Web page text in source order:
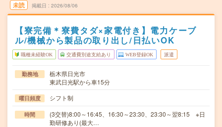
未読 掲載日 2026/08/06
【寮完備＊寮費タダ×家電付き】電力ケーブ
ル/機械から製品の取り出し/日払いOK
職種未経験OK 交通費別途支給あり WEB登録OK 派遣
勤務地
栃木県日光市
東武日光駅から車15分
曜日頻度 シフト制
時間
(3交替)8:00～16:45、16:30～23:30、23:30～翌8:15 ※日
勤研修あり(最大…